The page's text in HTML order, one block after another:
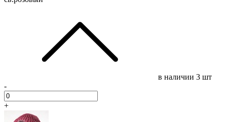
в наличии 3 шт
-
+